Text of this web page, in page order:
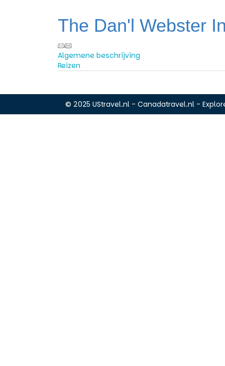
The Dan'l Webster
Algemene beschrijving
Reizen
© 2025 UStravel.nl - Canadatravel.nl -